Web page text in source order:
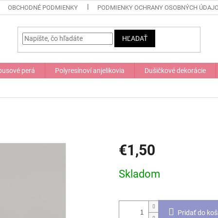
OBCHODNÉ PODMIENKY PODMIENKY OCHRANY OSOBNÝCH
HĽADAŤ
perá Polyresínoví anjelikovia Dušičkové dekorácie
€1,50
cena:
Skladom
Pridať do